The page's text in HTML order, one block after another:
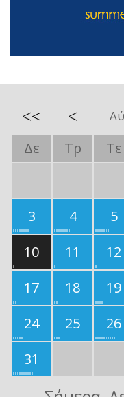
<< <
Δε Τρ Τε
3
4 5
10
11 12
17
18 19
24
25 26
31